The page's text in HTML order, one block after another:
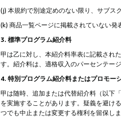
(j) 本規約で別途定めのない限り、サブス
(k) 商品一覧ページに掲載されていない発
3. 標準プログラム紹介料
甲は乙に対し、本紹介料率表に記載され
す。紹介料は、適格収入のパーセンテー
4. 特別プログラム紹介料またはプロモー
甲は随時、追加または代替紹介料（以下「
を実施することがあります。疑義を避け
つでも中止または変更する権利を留保し